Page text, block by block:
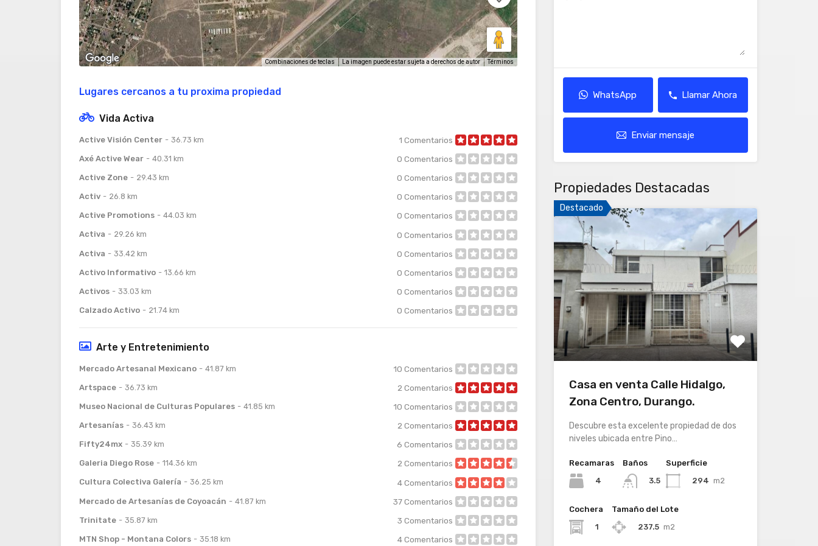
Combinaciones de teclas La imagen puede estar sujeta a derechos de autor Términos
Lugares cercanos a tu proxima propiedad
Vida Activa
Active Visión Center 36.73 km 1 Comentarios
Axé Active Wear 40.31 km 0 Comentarios
Active Zone 29.43 km 0 Comentarios
Activ 26.8 km 0 Comentarios
Active Promotions 44.03 km 0 Comentarios
Activa 29.26 km 0 Comentarios
Activa 33.42 km 0 Comentarios
Activo Informativo 13.66 km 0 Comentarios
Activos 33.03 km 0 Comentarios
Calzado Activo 21.74 km 0 Comentarios
Arte y Entretenimiento
Mercado Artesanal Mexicano 41.87 km 10 Comentarios
Artspace 36.73 km 2 Comentarios
Museo Nacional de Culturas Populares 41.85 km 10 Comentarios
Artesanías 36.43 km 2Comentarios
Fifty24mx 35.39 km 6 Comentarios
Galeria Diego Rose 114.36 km 2Comentarios
Cultura Colectiva Galería 36.25 km 4Comentarios
Mercado de Artesanías de Coyoacán 41.87 km 37Comentarios
Trinitate 35.87 km 3 Comentarios
MTN Shop - Montana Colors 35.18 km 4Comentarios
WhatsApp Llamar Ahora
Enviar mensaje
Propiedades Destacadas
Destacado
Casa en venta Calle Hidalgo,
Zona Centro, Durango.
Descubre esta excelente propiedad de dos
niveles ubicada entre Pino…
Recamaras
4
Baños
3.5
Superficie
294 m2
Cochera
1
Tamaño del Lote
237.5 m2